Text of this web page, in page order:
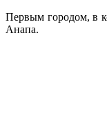
Первым городом, в
Анапа.